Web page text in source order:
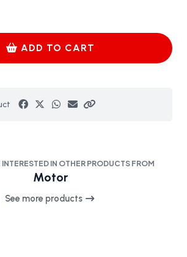
ADD TO CART
IN OTHER PRODUCTS FROM
Motor
See more products